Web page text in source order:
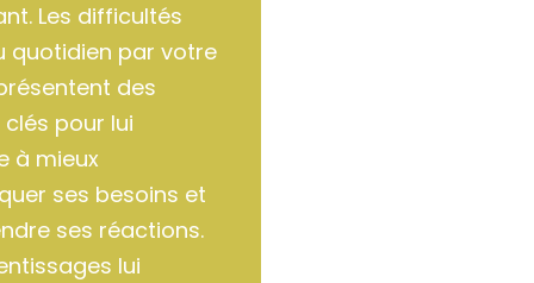
Les difficultés
quotidien par votre
des
pour lui
à mieux
ses besoins et
ses réactions.
lui